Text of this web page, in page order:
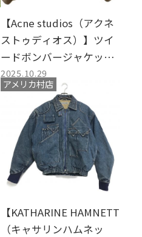
【Acne studios（アクネ
ストゥディオス）】ツイ
ードボンバージャケット
の買取入荷情報
2025.10.29
アメリカ村店
【KATHARINE HAMNETT
（キャサリンハムネッ